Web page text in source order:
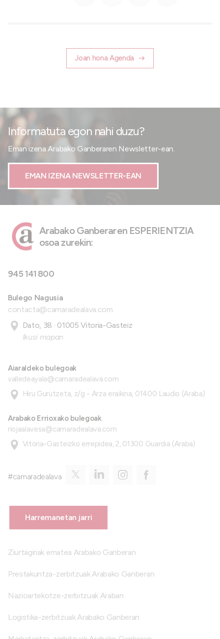
Joan hona Agenda
Informatuta egon nahi duzu?
Eman izena Arabako Ganberaren Newsletter-ean.
EMAN IZENA NEWSLETTER-EAN
Arabako Ganberaren ESPERIENTZIA
osoa zurekin:
945 141 800
Bulego Nagusia
contacta@camaradealava.com
Dato, 38 · 01005 Vitoria-Gasteiz
Ikusi mapan
Aiaraldeko bulegoak
valledeayala@camaradealava.com
Hiru Gurutzeta, z/g - Arza eraikina, 01400 Laudio (Araba)
Arabako Errioxako bulegoak
riojaalavesa@camaradealava.com
Vitoria-Gasteizko errepidea, 2, 01300 Guardia (Araba)
#camaradealava
Harremanetan jarri
Ziurtagiriak ematea Arabako Ganberan
Prestakuntza-zerbitzuak Arabako Ganberan
Nazioartekotze-zerbitzuak Araban
Logistika-zerbitzuak Arabako Ganberan